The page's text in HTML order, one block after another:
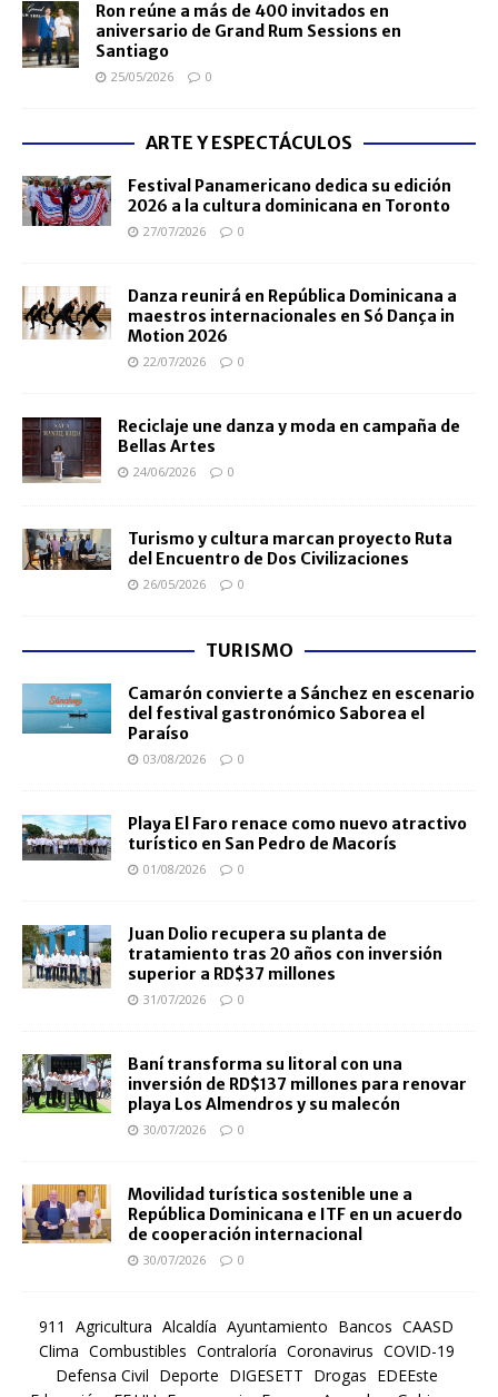
Ron reúne a más de 400 invitados en
aniversario de Grand Rum Sessions en
Santiago
25/05/2026 0
ARTE Y ESPECTÁCULOS
Festival Panamericano dedica su edición
2026 a la cultura dominicana en Toronto
27/07/2026 0
Danza reunirá en República Dominicana a
maestros internacionales en Só Dança in
Motion 2026
22/07/2026 0
Reciclaje une danza y moda en campaña de
Bellas Artes
24/06/2026 0
Turismo y cultura marcan proyecto Ruta
del Encuentro de Dos Civilizaciones
26/05/2026 0
TURISMO
Camarón convierte a Sánchez en escenario
del festival gastronómico Saborea el
Paraíso
03/08/2026 0
Playa El Faro renace como nuevo atractivo
turístico en San Pedro de Macorís
01/08/2026 0
Juan Dolio recupera su planta de
tratamiento tras 20 años con inversión
superior a RD$37 millones
31/07/2026 0
Baní transforma su litoral con una
inversión de RD$137 millones para renovar
playa Los Almendros y su malecón
30/07/2026 0
Movilidad turística sostenible une a
República Dominicana e ITF en un acuerdo
de cooperación internacional
30/07/2026 0
911 Agricultura Alcaldía Ayuntamiento Bancos CAASD
Clima Combustibles Contraloría Coronavirus COVID-19
Defensa Civil Deporte DIGESETT Drogas EDEEste